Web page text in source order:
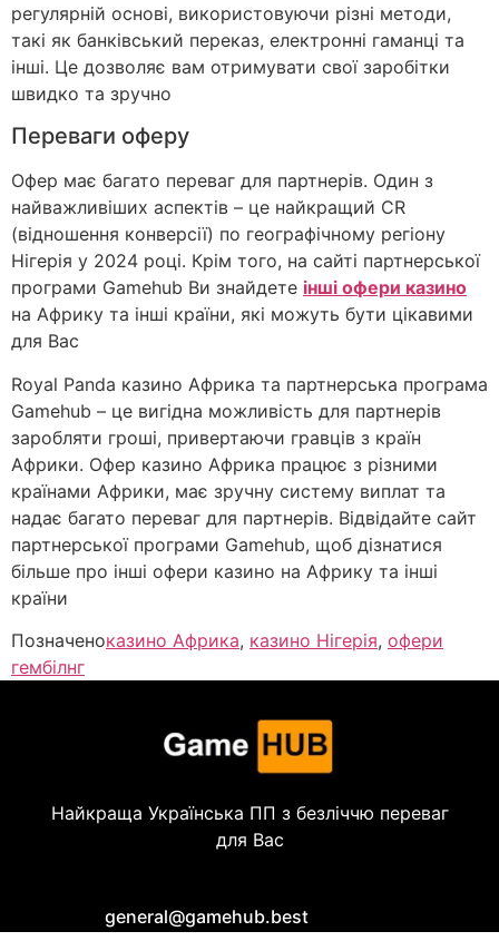
регулярній основі, використовуючи різні методи,
такі як банківський переказ, електронні гаманці та
інші. Це дозволяє вам отримувати свої заробітки
швидко та зручно
Переваги оферу
Офер має багато переваг для партнерів. Один з
найважливіших аспектів – це найкращий CR
(відношення конверсії) по географічному регіону
Нігерія у 2024 році. Крім того, на сайті партнерської
програми Gamehub Ви знайдете інші офери казино
на Африку та інші країни, які можуть бути цікавими
для Вас
Royal Panda казино Африка та партнерська програма
Gamehub – це вигідна можливість для партнерів
заробляти гроші, привертаючи гравців з країн
Африки. Офер казино Африка працює з різними
країнами Африки, має зручну систему виплат та
надає багато переваг для партнерів. Відвідайте сайт
партнерської програми Gamehub, щоб дізнатися
більше про інші офери казино на Африку та інші
країни
Позначеноказино Африка, казино Нігерія, офери
гембілнг
Найкраща Українська ПП з безліччю переваг
для Вас
general@gamehub.best